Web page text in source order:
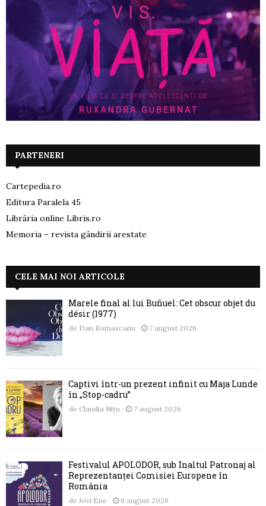
PARTENERI
Cartepedia.ro
Editura Paralela 45
Librăria online Libris.ro
Memoria – revista gândirii arestate
CELE MAI NOI ARTICOLE
Marele final al lui Buñuel: Cet obscur objet du
désir (1977)
de Dan Romascanu 7 august 2026
Captivi într-un prezent infinit cu Maja Lunde
în „Stop-cadru”
de Claudia Nițu 7 august 2026
Festivalul APOLODOR, sub Înaltul Patronaj al
Reprezentanței Comisiei Europene în
România
de Jovi Ene 6 august 2026